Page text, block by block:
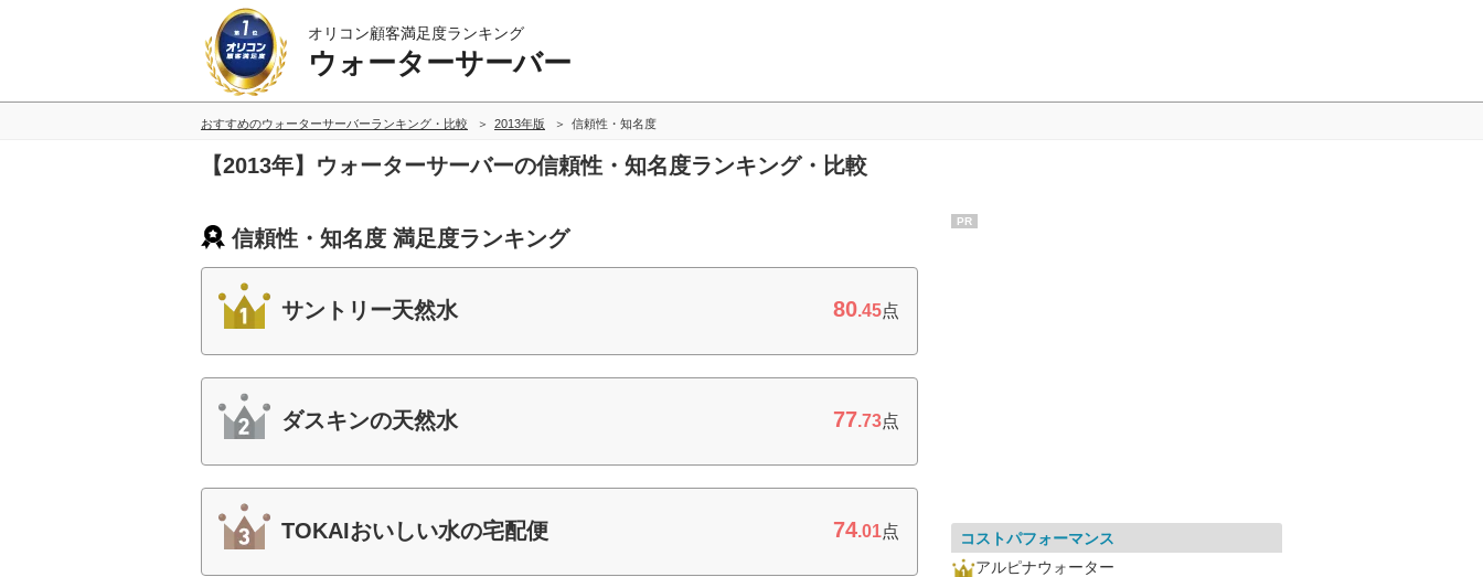
オリコン顧客満足度ランキング
ウォーターサーバー
おすすめのウォーターサーバーランキング・比較 2013年版 信頼性・知名度
【2013年】ウォーターサーバーの信頼性・知名度ランキング・比較
信頼性・知名度 満足度ランキング
サントリー天然水 80.45点
ダスキンの天然水 77.73点
TOKAIおいしい水の宅配便 74.01点
PR
コストパフォーマンス
アルピナウォーター